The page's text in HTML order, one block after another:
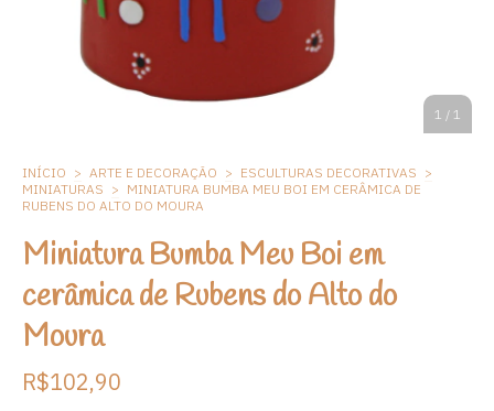
1 / 1
INÍCIO > ARTE E DECORAÇÃO > ESCULTURAS DECORATIVAS >
MINIATURAS > MINIATURA BUMBA MEU BOI EM CERÂMICA DE
RUBENS DO ALTO DO MOURA
Miniatura Bumba Meu Boi em
cerâmica de Rubens do Alto do
Moura
R$102,90